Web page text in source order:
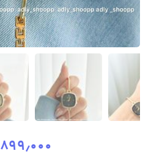
۸۹۹٫۰۰۰